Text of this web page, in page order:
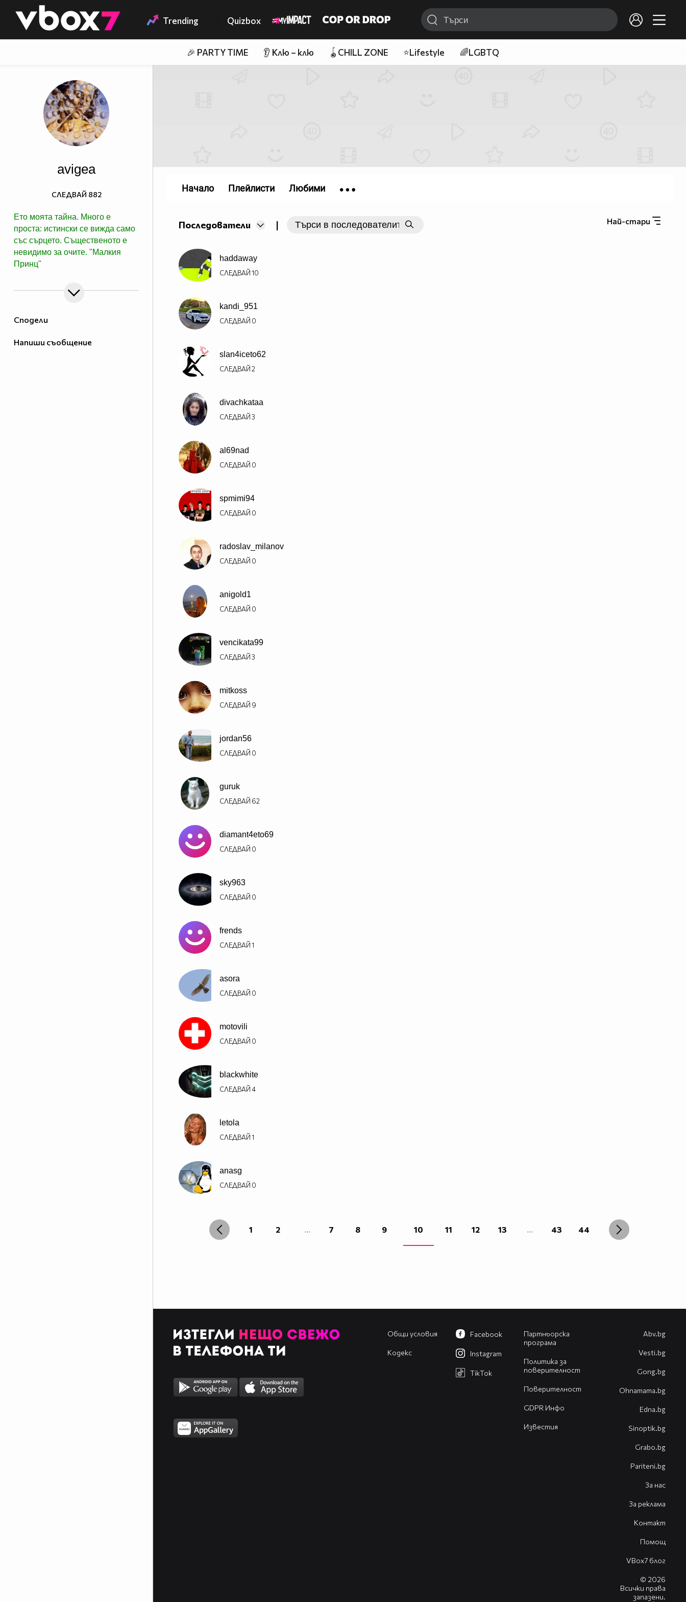
👾 Trending Quizbox
🎉 PARTY TIME 👂 Клю – клю 🪀CHILL ZONE ⭐Lifestyle 🌈LGBTQ
Сподели
Напиши съобщение
avigea
Ето моята тайна. Много е
проста: истински се вижда само
със сърцето. Същественото е
невидимо за очите. "Малкия
Принц"
СЛЕДВАЙ 882
Последователи | Най-стари
haddaway
СЛЕДВАЙ10
kandi_951
СЛЕДВАЙ 0
slan4iceto62
СЛЕДВАЙ2
divachkataa
СЛЕДВАЙ3
al69nad
СЛЕДВАЙ 0
spmimi94
СЛЕДВАЙ 0
radoslav_milanov
СЛЕДВАЙ 0
anigold1
СЛЕДВАЙ 0
vencikata99
СЛЕДВАЙ3
mitkoss
СЛЕДВАЙ 9
jordan56
СЛЕДВАЙ 0
guruk
СЛЕДВАЙ 62
diamant4eto69
СЛЕДВАЙ 0
sky963
СЛЕДВАЙ 0
frends
СЛЕДВАЙ1
asora
СЛЕДВАЙ 0
motovili
СЛЕДВАЙ 0
blackwhite
СЛЕДВАЙ4
letola
СЛЕДВАЙ1
anasg
СЛЕДВАЙ 0
1 2 ... 7 8 9 10 11 12 13 ... 43 44
Начало Плейлисти Любими
Общи условия
Кодекс
Партньорска
програма
Политика за
поверителност
Поверителност
GDPR Инфо
Известия
Facebook
Instagram
TikTok
Abv.bg
Vesti.bg
Gong.bg
Оhnamama.bg
Edna.bg
Sinoptik.bg
Grabo.bg
Pariteni.bg
За нас
За реклама
Контакт
Помощ
VBox7 блог
© 2026
Всички права
запазени.